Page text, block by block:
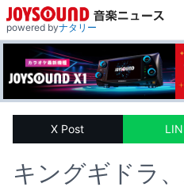
powered byナタリー
X Post
キングギドラ